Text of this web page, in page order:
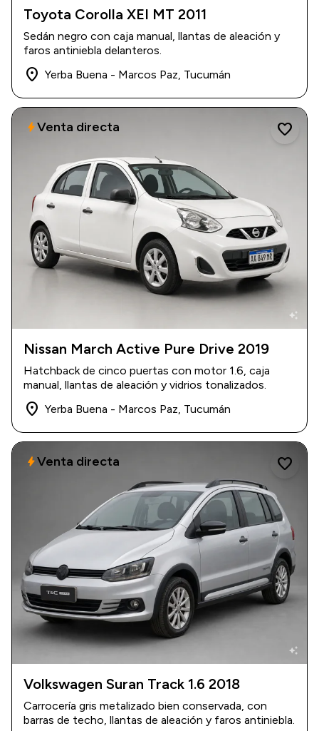
2011
$ 14.800.000
Toyota Corolla XEI MT 2011
Sedán negro con caja manual, llantas de aleación y
faros antiniebla delanteros.
place Yerba Buena - Marcos Paz, Tucumán
auto_awesome
2019 97.000 km
$ 16.000.000
Nissan March Active Pure Drive 2019
Hatchback de cinco puertas con motor 1.6, caja
manual, llantas de aleación y vidrios tonalizados.
place Yerba Buena - Marcos Paz, Tucumán
favorite
boltVenta directa
auto_awesome
2018 116.000 km
$ 18.000.000
Volkswagen Suran Track 1.6 2018
Carrocería gris metalizado bien conservada, con
barras de techo, llantas de aleación y faros antiniebla.
favorite
boltVenta directa